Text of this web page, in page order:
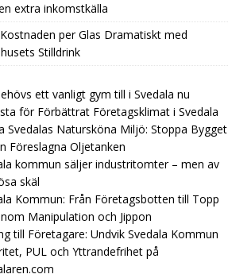
extra inkomstkälla
per Glas Dramatiskt med
Stilldrink
ett vanligt gym till i Svedala nu
för Förbättrat Företagsklimat i Svedala
Svedalas Natursköna Miljö: Stoppa Bygget
Föreslagna Oljetanken
kommun säljer industritomter – men av
skäl
Kommun: Från Företagsbotten till Topp
Manipulation och Jippon
till Företagare: Undvik Svedala Kommun
PUL och Yttrandefrihet på